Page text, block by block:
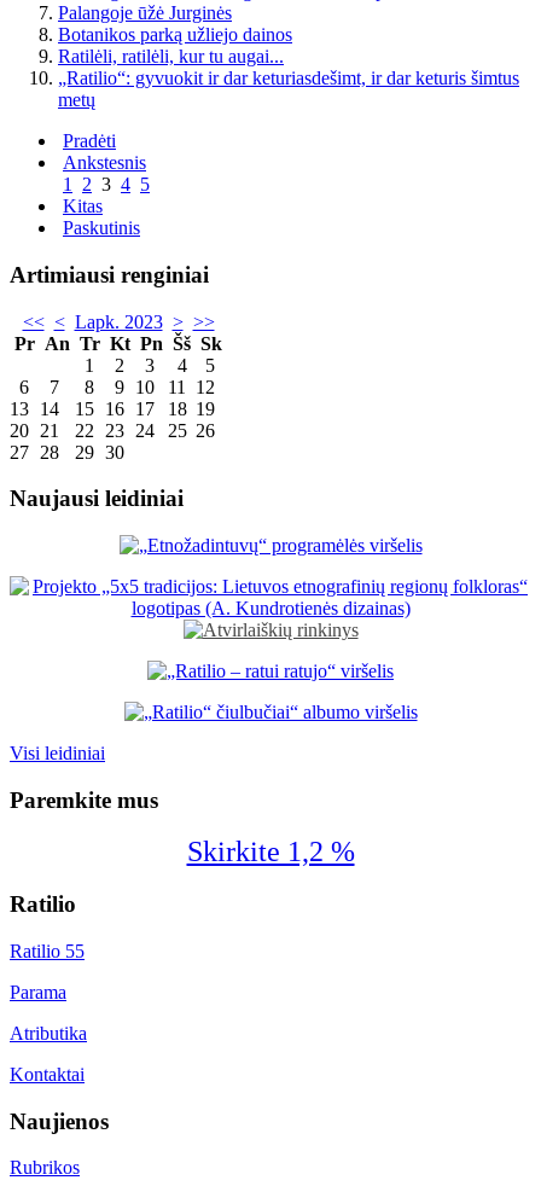
Palangoje ūžė Jurginės
Botanikos parką užliejo dainos
Ratilėli, ratilėli, kur tu augai...
„Ratilio“: gyvuokit ir dar keturiasdešimt, ir dar keturis šimtus
metų
Pradėti
Ankstesnis
1
2 3 4 5
Kitas
Paskutinis
Artimiausi renginiai
<< < Lapk. 2023 > >>
Pr An Tr Kt Pn Šš Sk
1
2 3 4
5
6
7 8 9 10 11
12
13 14 15 16 17 18 19
20 21 22 23 24 25 26
27 28 29 30
Naujausi leidiniai
Visi leidiniai
Paremkite mus
Skirkite 1,2 %
Ratilio
Ratilio 55
Parama
Atributika
Kontaktai
Naujienos
Rubrikos